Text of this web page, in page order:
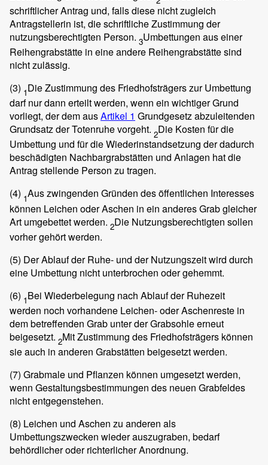
schriftlicher Antrag und, falls diese nicht zugleich
Antragstellerin ist, die schriftliche Zustimmung der
nutzungsberechtigten Person. 3Umbettungen aus einer
Reihengrabstätte in eine andere Reihengrabstätte sind
nicht zulässig.
(3) 1Die Zustimmung des Friedhofsträgers zur Umbettung
darf nur dann erteilt werden, wenn ein wichtiger Grund
vorliegt, der dem ausArtikel 1 Grundgesetz abzuleitenden
Grundsatz der Totenruhe vorgeht. 2Die Kosten für die
Umbettung und für die Wiederinstandsetzung der dadurch
beschädigten Nachbargrabstätten und Anlagen hat die
Antrag stellende Person zu tragen.
(4) 1Aus zwingenden Gründen des öffentlichen Interesses
können Leichen oder Aschen in ein anderes Grab gleicher
Art umgebettet werden. 2Die Nutzungsberechtigten sollen
vorher gehört werden.
(5) Der Ablauf der Ruhe- und der Nutzungszeit wird durch
eine Umbettung nicht unterbrochen oder gehemmt.
(6) 1Bei Wiederbelegung nach Ablauf der Ruhezeit
werden noch vorhandene Leichen- oder Aschenreste in
dem betreffenden Grab unter der Grabsohle erneut
beigesetzt. 2Mit Zustimmung des Friedhofsträgers können
sie auch in anderen Grabstätten beigesetzt werden.
(7) Grabmale und Pflanzen können umgesetzt werden,
wenn Gestaltungsbestimmungen des neuen Grabfeldes
nicht entgegenstehen.
(8) Leichen und Aschen zu anderen als
Umbettungszwecken wieder auszugraben, bedarf
behördlicher oder richterlicher Anordnung.